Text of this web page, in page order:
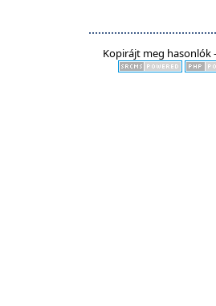
Kopirájt meg hasonlók